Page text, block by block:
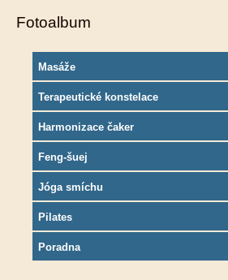
Fotoalbum
Masáže
Terapeutické konstelace
Harmonizace čaker
Feng-šuej
Jóga smíchu
Pilates
Poradna